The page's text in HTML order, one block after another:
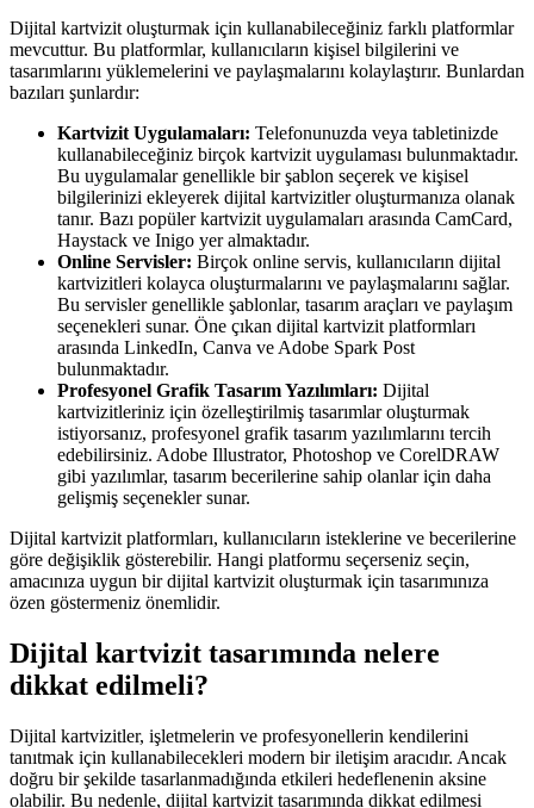
Dijital kartvizit oluşturmak için kullanabileceğiniz farklı platformlar
mevcuttur. Bu platformlar, kullanıcıların kişisel bilgilerini ve
tasarımlarını yüklemelerini ve paylaşmalarını kolaylaştırır. Bunlardan
bazıları şunlardır:
Kartvizit Uygulamaları: Telefonunuzda veya tabletinizde
kullanabileceğiniz birçok kartvizit uygulaması bulunmaktadır.
Bu uygulamalar genellikle bir şablon seçerek ve kişisel
bilgilerinizi ekleyerek dijital kartvizitler oluşturmanıza olanak
tanır. Bazı popüler kartvizit uygulamaları arasında CamCard,
Haystack ve Inigo yer almaktadır.
Online Servisler: Birçok online servis, kullanıcıların dijital
kartvizitleri kolayca oluşturmalarını ve paylaşmalarını sağlar.
Bu servisler genellikle şablonlar, tasarım araçları ve paylaşım
seçenekleri sunar. Öne çıkan dijital kartvizit platformları
arasında LinkedIn, Canva ve Adobe Spark Post
bulunmaktadır.
Profesyonel Grafik Tasarım Yazılımları: Dijital
kartvizitleriniz için özelleştirilmiş tasarımlar oluşturmak
istiyorsanız, profesyonel grafik tasarım yazılımlarını tercih
edebilirsiniz. Adobe Illustrator, Photoshop ve CorelDRAW
gibi yazılımlar, tasarım becerilerine sahip olanlar için daha
gelişmiş seçenekler sunar.
Dijital kartvizit platformları, kullanıcıların isteklerine ve becerilerine
göre değişiklik gösterebilir. Hangi platformu seçerseniz seçin,
amacınıza uygun bir dijital kartvizit oluşturmak için tasarımınıza
özen göstermeniz önemlidir.
Dijital kartvizit tasarımında nelere
dikkat edilmeli?
Dijital kartvizitler, işletmelerin ve profesyonellerin kendilerini
tanıtmak için kullanabilecekleri modern bir iletişim aracıdır. Ancak
doğru bir şekilde tasarlanmadığında etkileri hedeflenenin aksine
olabilir. Bu nedenle, dijital kartvizit tasarımında dikkat edilmesi